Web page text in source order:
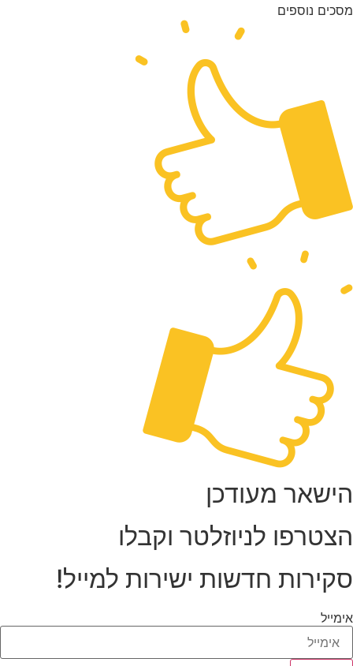
נוספים
מעודכן
לניוזלטר וקבלו
חדשות ישירות למייל!